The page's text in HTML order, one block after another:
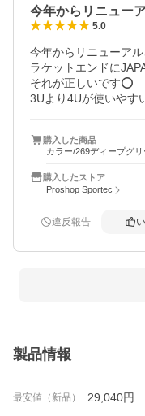
今年からリニュー
5.0
今年からリニューア
ラケットエンドに
それが正しいです⭕
3Uより4Uが使いやす
購入した商品
カラー/269ディープグ
購入したストア
Proshop Sportec
違反報告
製品情報
最安値（新品） 29,040円